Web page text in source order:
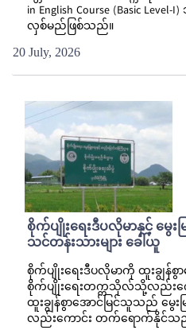
in English Course (Basic
လှစ်မည်ဖြစ်သည်။
20 July, 2026
စိုက်ပျိုးရေးဒီပလိုမာနှင့် မွေ
သင်တန်းသားများ ခေါ်ယူ
စိုက်ပျိုးရေးဒီပလိုမာကို ထူးချွန်
စိုက်ပျိုးရေးတက္ကသိုလ်သို့လည်းကေ
ထူးချွန်စွာအောင်မြင်သူသည် မွ
လည်းကောင်း တက်ရောက်နိုင်သ